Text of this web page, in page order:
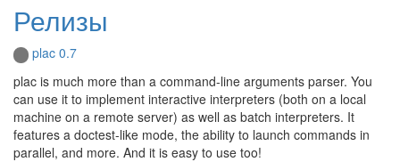
Релизы
plac 0.7
plac is much more than a command-line arguments parser. You
can use it to implement interactive interpreters (both on a local
machine on a remote server) as well as batch interpreters. It
features a doctest-like mode, the ability to launch commands in
parallel, and more. And it is easy to use too!